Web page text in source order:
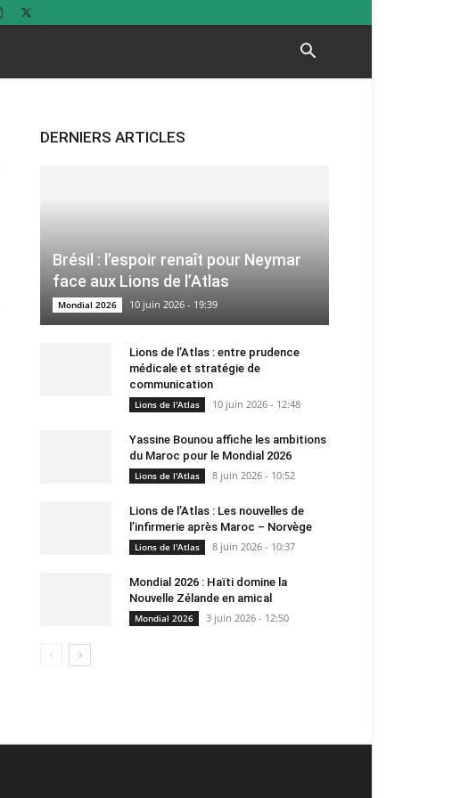
DERNIERS ARTICLES
Brésil : l’espoir renaît pour Neymar
face aux Lions de l’Atlas
Mondial 2026 10 juin 2026 - 19:39
Lions de l’Atlas : entre prudence
médicale et stratégie de
communication
Lions de l'Atlas 10 juin 2026 - 12:48
Yassine Bounou affiche les ambitions
du Maroc pour le Mondial 2026
Lions de l'Atlas 8 juin 2026 - 10:52
Lions de l’Atlas : Les nouvelles de
l’infirmerie après Maroc – Norvège
Lions de l'Atlas 8 juin 2026 - 10:37
Mondial 2026 : Haïti domine la
Nouvelle Zélande en amical
Mondial 2026 3 juin 2026 - 12:50